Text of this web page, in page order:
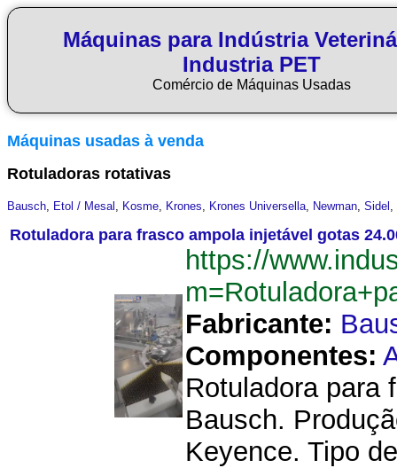
Máquinas para Indústria
Industria PET
Comércio de Máquinas Usadas
Máquinas usadas à venda
Rotuladoras rotativas
Bausch, Etol / Mesal , Kosme, Krones, Krones Universella, Newman, Sidel ,
Rotuladora para frasco ampola injetável gotas
https://
Fabricante:
Componentes:
Rotuladora para
Bausch.
Keyence. Tipo